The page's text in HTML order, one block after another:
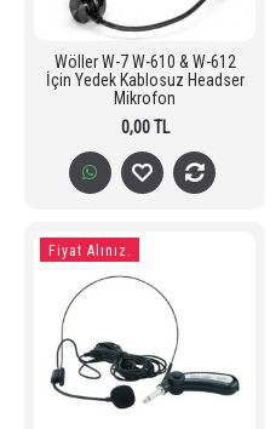
Wöller W-7 W-610 & W-612
İçin Yedek Kablosuz Headser
Mikrofon
0,00 TL
Fiyat Alınız.